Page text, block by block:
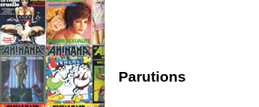
Parutions